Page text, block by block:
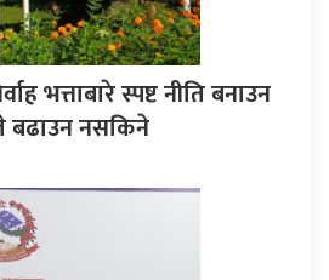
भत्ताबारे स्पष्ट नीति बनाउन
नसकिने